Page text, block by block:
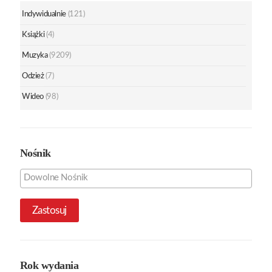
Indywidualnie (121)
Książki (4)
Muzyka (9209)
Odzież (7)
Wideo (98)
Nośnik
Zastosuj
Rok wydania